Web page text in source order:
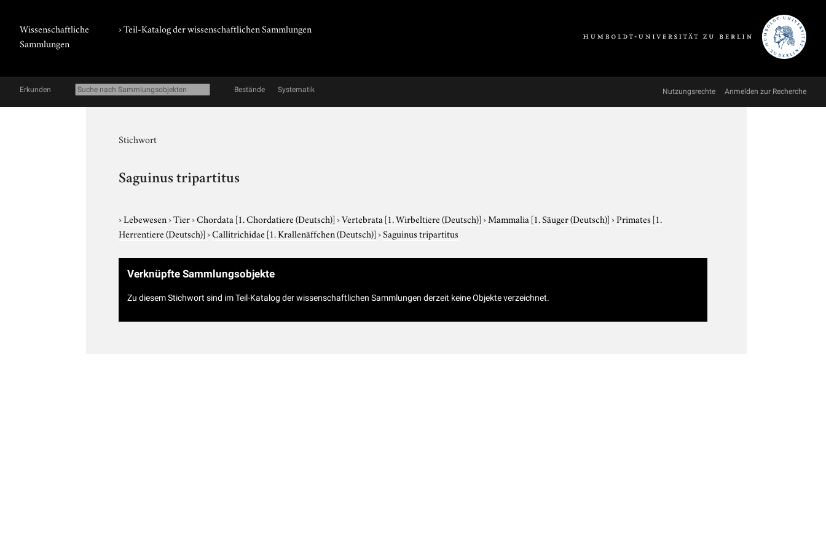
Wissenschaftliche
Sammlungen
› Teil-Katalog der wissenschaftlichen Sammlungen
Erkunden Bestände Systematik Nutzungsrechte Anmelden zur Recherche
Stichwort
Saguinus tripartitus
›Lebewesen›Tier›Chordata [1. Chordatiere (Deutsch)]›Vertebrata [1. Wirbeltiere (Deutsch)]›Mammalia [1. Säuger (Deutsch)]›Primates [1.
Herrentiere (Deutsch)]›Callitrichidae [1. Krallenäffchen (Deutsch)]›Saguinus tripartitus
Verknüpfte Sammlungsobjekte
Zu diesem Stichwort sind im Teil-Katalog der wissenschaftlichen Sammlungen derzeit keine Objekte verzeichnet.